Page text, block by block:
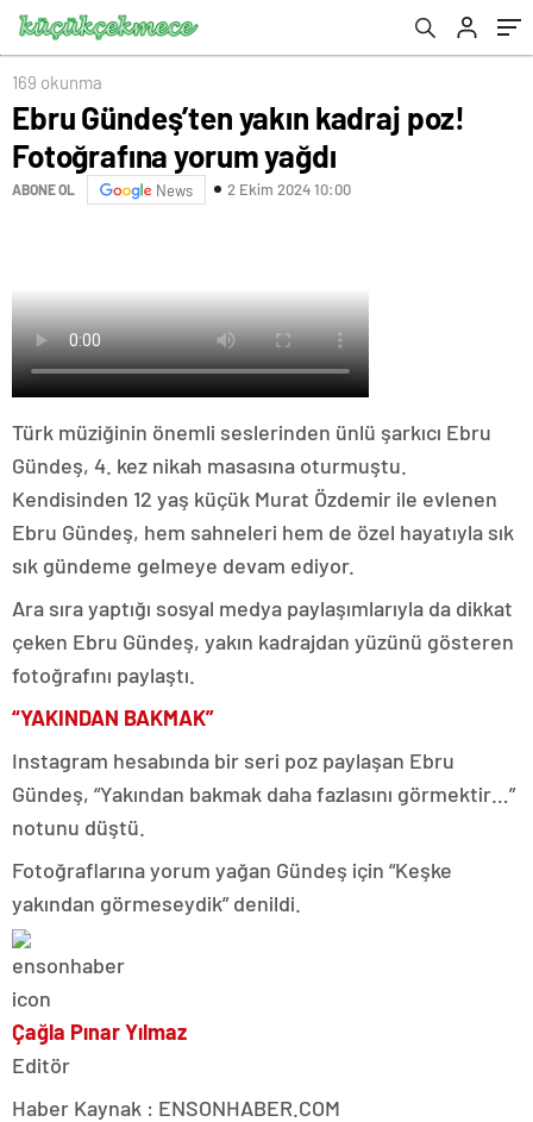
169 okunma
Ebru Gündeş’ten yakın kadraj poz!
Fotoğrafına yorum yağdı
ABONE OL News 2 Ekim 2024 10:00
Türk müziğinin önemli seslerinden ünlü şarkıcı Ebru
Gündeş, 4. kez nikah masasına oturmuştu.
Kendisinden 12 yaş küçük Murat Özdemir ile evlenen
Ebru Gündeş, hem sahneleri hem de özel hayatıyla sık
sık gündeme gelmeye devam ediyor.
Ara sıra yaptığı sosyal medya paylaşımlarıyla da dikkat
çeken Ebru Gündeş, yakın kadrajdan yüzünü gösteren
fotoğrafını paylaştı.
“YAKINDAN BAKMAK”
Instagram hesabında bir seri poz paylaşan Ebru
Gündeş, “Yakından bakmak daha fazlasını görmektir…”
notunu düştü.
Fotoğraflarına yorum yağan Gündeş için “Keşke
yakından görmeseydik” denildi.
Çağla Pınar Yılmaz
Editör
Haber Kaynak : ENSONHABER.COM